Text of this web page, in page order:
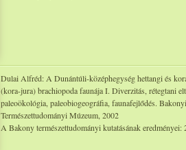
Dulai Alfréd: A Dunántúli-középhegység hettangi és
(kora-jura) brachiopoda faunája I. Diverzitás, rétegtani
paleoökológia, paleobiogeográfia, faunafejlődés. Bakonyi
Természettudományi Múzeum, 2002
A Bakony természettudományi kutatásának eredményei: